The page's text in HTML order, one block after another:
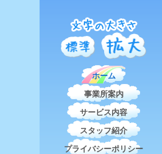
ホーム
事業所案内
サービス内容
スタッフ紹介
プライバシーポリシー